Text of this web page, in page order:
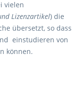
vielen
Lizenzartikel) die
übersetzt, so dass
einstudieren von
können.